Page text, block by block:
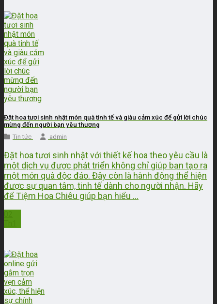
Đặt hoa tươi sinh nhật món quà tinh tế và giàu cảm xúc để gửi lời chúc
mừng đến người bạn yêu thương
Tin tức
admin
Đặt hoa tươi sinh nhật với thiết kế hoa theo yêu cầu là
một dịch vụ được phát triển không chỉ giúp bạn tạo ra
một món quà độc đáo. Đây còn là hành động thể hiện
được sự quan tâm, tinh tế dành cho người nhận. Hãy
để Tiệm Hoa Chiêu giúp bạn hiểu ...